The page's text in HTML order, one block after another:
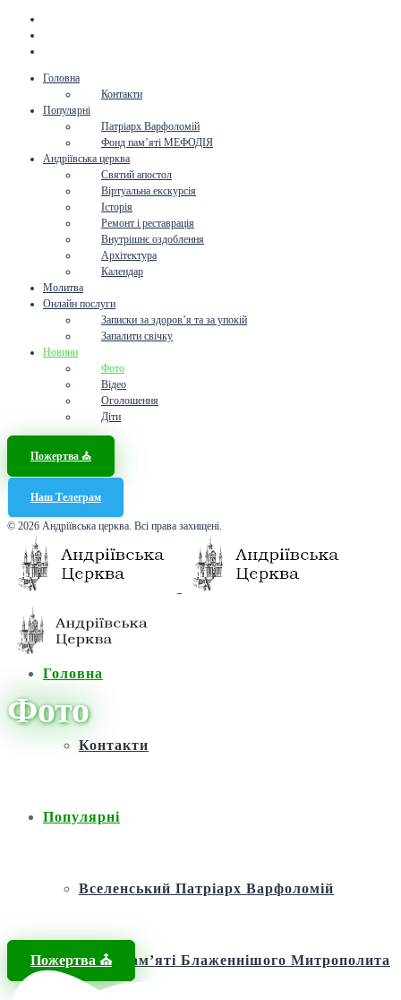
Головна
Контакти
Популярні
Патріарх Варфоломій
Фонд пам’яті МЕФОДІЯ
Андріївська церква
Святий апостол
Віртуальна екскурсія
Історія
Ремонт і реставрація
Внутрішнє оздоблення
Архітектура
Календар
Молитва
Онлайн послуги
Записки за здоров’я та за упокій
Запалити свічку
Новини
Фото
Відео
Оголошення
Діти
Пожертва ⛪️
Наш Телеграм
© 2026 Андріївська церква. Всі права захищені.
Головна
Контакти
Популярні
Вселенський Патріарх Варфоломій
Фонд пам’яті Блаженнішого Митрополита
Пожертва ⛪️
Фото